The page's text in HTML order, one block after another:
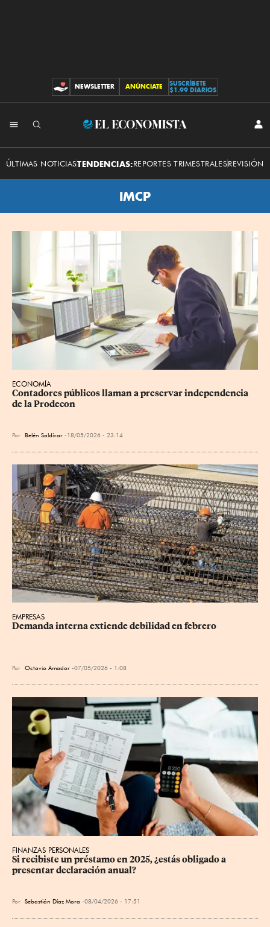
CONTRIBUCIONES
NEWSLETTER ANÚNCIATE
SUSCRÍBETE
$1.99 DIARIOS
El
Economista
ÚLTIMAS NOTICIASTENDENCIAS:REPORTES TRIMESTRALESREVISIÓN
IMCP
ECONOMÍA
Contadores públicos llaman a preservar independencia
de la Prodecon
Por Belén Saldívar 18/05/2026 - 23:14
EMPRESAS
Demanda interna extiende debilidad en febrero
Por Octavio Amador 07/05/2026 - 1:08
FINANZAS PERSONALES
Si recibiste un préstamo en 2025, ¿estás obligado a
presentar declaración anual?
Por Sebastián Díaz Mora 08/04/2026 - 17:51